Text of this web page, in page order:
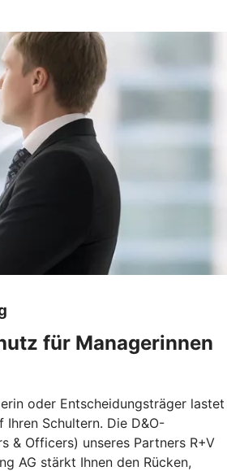
für Managerinnen
oder Entscheidungsträger lastet
Schultern. Die D&O-
& Officers) unseres Partners R+V
AG stärkt Ihnen den Rücken,